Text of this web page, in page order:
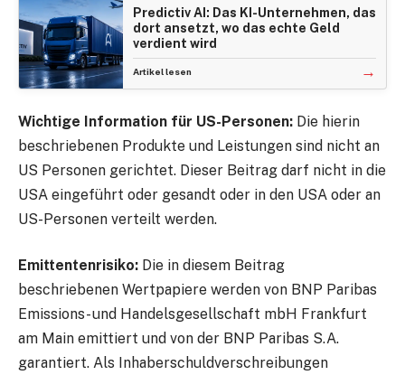
Predictiv AI: Das KI-Unternehmen, das
dort ansetzt, wo das echte Geld
verdient wird
Artikel lesen →
Wichtige Information für US-Personen: Die hierin
beschriebenen Produkte und Leistungen sind nicht an
US Personen gerichtet. Dieser Beitrag darf nicht in die
USA eingeführt oder gesandt oder in den USA oder an
US-Personen verteilt werden.
Emittentenrisiko: Die in diesem Beitrag
beschriebenen Wertpapiere werden von BNP Paribas
Emissions- und Handelsgesellschaft mbH Frankfurt
am Main emittiert und von der BNP Paribas S.A.
garantiert. Als Inhaberschuldverschreibungen